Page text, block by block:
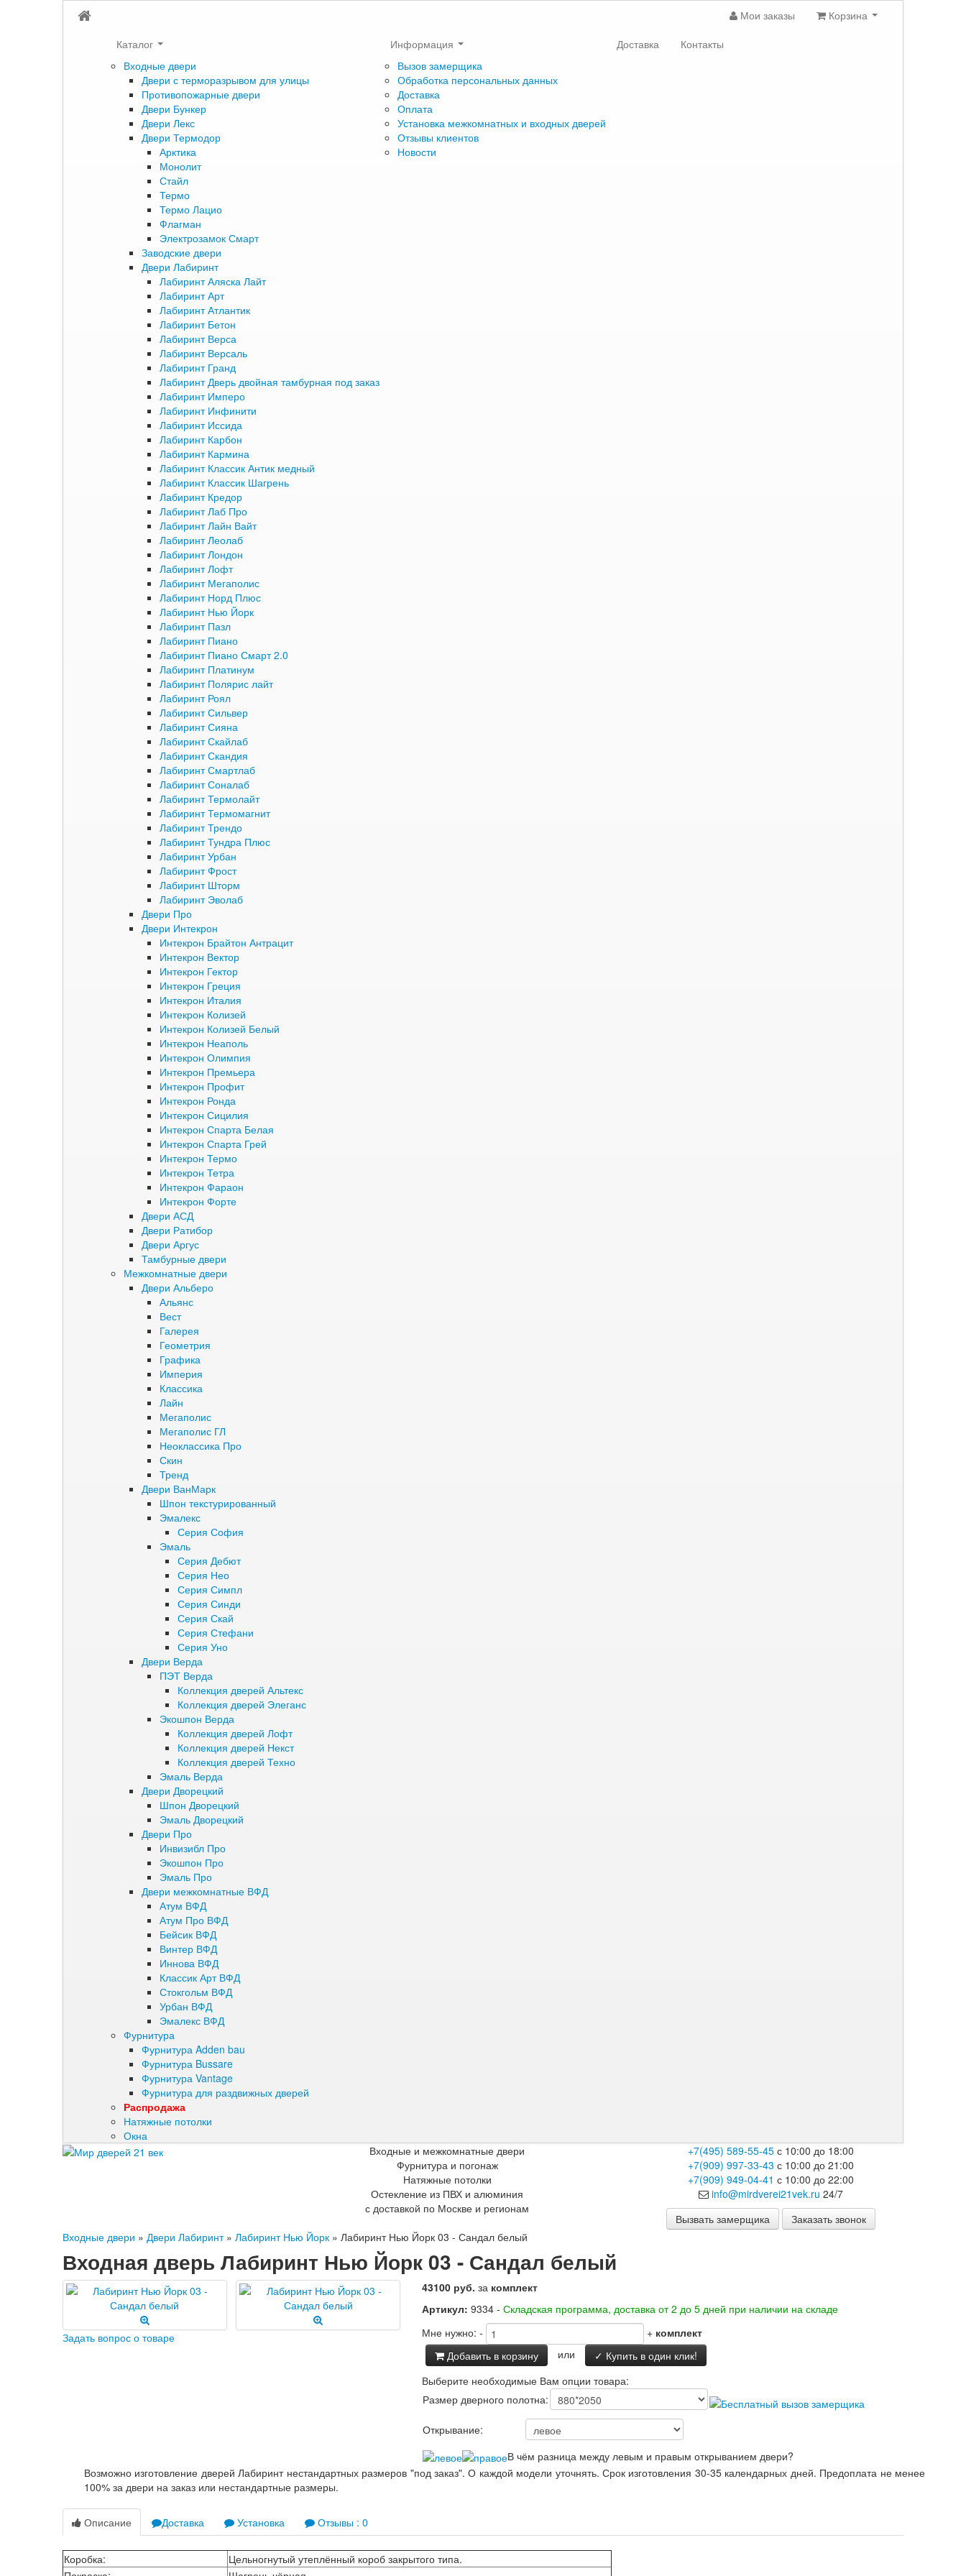
Мои заказы
Корзина
Каталог
Входные двери
Двери с терморазрывом для улицы
Противопожарные двери
Двери Бункер
Двери Лекс
Двери Термодор
Арктика
Монолит
Стайл
Термо
Термо Лацио
Флагман
Электрозамок Смарт
Заводские двери
Двери Лабиринт
Лабиринт Аляска Лайт
Лабиринт Арт
Лабиринт Атлантик
Лабиринт Бетон
Лабиринт Верса
Лабиринт Версаль
Лабиринт Гранд
Лабиринт Дверь двойная тамбурная под заказ
Лабиринт Имперо
Лабиринт Инфинити
Лабиринт Иссида
Лабиринт Карбон
Лабиринт Кармина
Лабиринт Классик Антик медный
Лабиринт Классик Шагрень
Лабиринт Кредор
Лабиринт Лаб Про
Лабиринт Лайн Вайт
Лабиринт Леолаб
Лабиринт Лондон
Лабиринт Лофт
Лабиринт Мегаполис
Лабиринт Норд Плюс
Лабиринт Нью Йорк
Лабиринт Пазл
Лабиринт Пиано
Лабиринт Пиано Смарт 2.0
Лабиринт Платинум
Лабиринт Полярис лайт
Лабиринт Роял
Лабиринт Сильвер
Лабиринт Сияна
Лабиринт Скайлаб
Лабиринт Скандия
Лабиринт Смартлаб
Лабиринт Соналаб
Лабиринт Термолайт
Лабиринт Термомагнит
Лабиринт Трендо
Лабиринт Тундра Плюс
Лабиринт Урбан
Лабиринт Фрост
Лабиринт Шторм
Лабиринт Эволаб
Двери Про
Двери Интекрон
Интекрон Брайтон Антрацит
Интекрон Вектор
Интекрон Гектор
Интекрон Греция
Интекрон Италия
Интекрон Колизей
Интекрон Колизей Белый
Интекрон Неаполь
Интекрон Олимпия
Интекрон Премьера
Интекрон Профит
Интекрон Ронда
Интекрон Сицилия
Интекрон Спарта Белая
Интекрон Спарта Грей
Интекрон Термо
Интекрон Тетра
Интекрон Фараон
Интекрон Форте
Двери АСД
Двери Ратибор
Двери Аргус
Тамбурные двери
Межкомнатные двери
Двери Альберо
Альянс
Вест
Галерея
Геометрия
Графика
Империя
Классика
Лайн
Мегаполис
Мегаполис ГЛ
Неоклассика Про
Скин
Тренд
Двери ВанМарк
Шпон текстурированный
Эмалекс
Серия София
Эмаль
Серия Дебют
Серия Нео
Серия Симпл
Серия Синди
Серия Скай
Серия Стефани
Серия Уно
Двери Верда
ПЭТ Верда
Коллекция дверей Альтекс
Коллекция дверей Элеганс
Экошпон Верда
Коллекция дверей Лофт
Коллекция дверей Некст
Коллекция дверей Техно
Эмаль Верда
Двери Дворецкий
Шпон Дворецкий
Эмаль Дворецкий
Двери Про
Инвизибл Про
Экошпон Про
Эмаль Про
Двери межкомнатные ВФД
Атум ВФД
Атум Про ВФД
Бейсик ВФД
Винтер ВФД
Иннова ВФД
Классик Арт ВФД
Стокгольм ВФД
Урбан ВФД
Эмалекс ВФД
Фурнитура
Фурнитура Adden bau
Фурнитура Bussare
Фурнитура Vantage
Фурнитура для раздвижных дверей
Распродажа
Натяжные потолки
Окна
Информация
Вызов замерщика
Обработка персональных данных
Доставка
Оплата
Установка межкомнатных и входных дверей
Отзывы клиентов
Новости
Доставка Контакты
Входные и межкомнатные двери
Фурнитура и погонаж
Натяжные потолки
Остекление из ПВХ и алюминия
с доставкой по Москве и регионам
+7(495) 589-55-45с 10:00 до 18:00
+7(909) 997-33-43 с 10:00 до 21:00
+7(909) 949-04-41 с 10:00 до 22:00
info@mirdverei21vek.ru 24/7
Вызвать замерщика
Заказать звонок
Входные двери » Двери Лабиринт» Лабиринт Нью Йорк » Лабиринт Нью Йорк 03 - Сандал белый
Входная дверь Лабиринт Нью Йорк 03 - Сандал белый
Задать вопрос о товаре
43100 руб. за комплект
Артикул: 9334 - Складская программа, доставка от 2 до 5 дней при наличии на складе
Мне нужно: - + комплект
Добавить в корзину
или
✓ Купить в один клик!
Выберите необходимые Вам опции товара:
Размер дверного полотна:
Открывание:
В чём разница между левым и правым открыванием двери?
Возможно изготовление дверей Лабиринт нестандартных размеров "под заказ". О каждой модели уточнять. Срок изготовления 30-35 календарных дней. Предоплата не менее
100% за двери на заказ или нестандартные размеры.
Описание Доставка Установка Отзывы : 0
Коробка:
Цельногнутый утеплённый короб закрытого типа.